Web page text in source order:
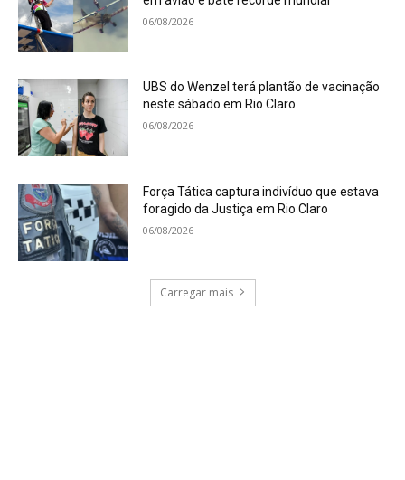
06/08/2026
UBS do Wenzel terá plantão de vacinação
neste sábado em Rio Claro
06/08/2026
Força Tática captura indivíduo que estava
foragido da Justiça em Rio Claro
06/08/2026
Carregar mais